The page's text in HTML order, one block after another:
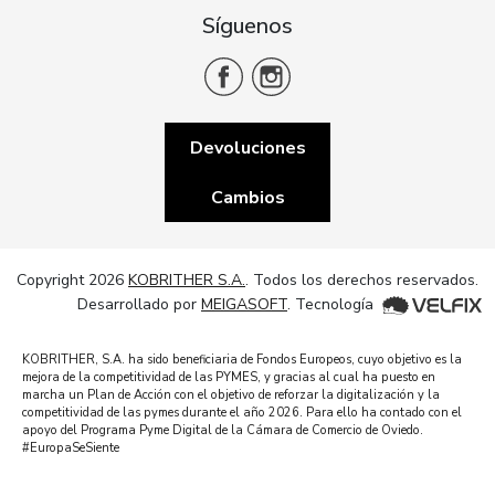
Síguenos
Devoluciones
Cambios
Copyright 2026 KOBRITHER S.A.. Todos los derechos reservados.
Desarrollado por MEIGASOFT. Tecnología
KOBRITHER, S.A. ha sido beneficiaria de Fondos Europeos, cuyo objetivo es la
mejora de la competitividad de las PYMES, y gracias al cual ha puesto en
marcha un Plan de Acción con el objetivo de reforzar la digitalización y la
competitividad de las pymes durante el año 2026. Para ello ha contado con el
apoyo del Programa Pyme Digital de la Cámara de Comercio de Oviedo.
#EuropaSeSiente